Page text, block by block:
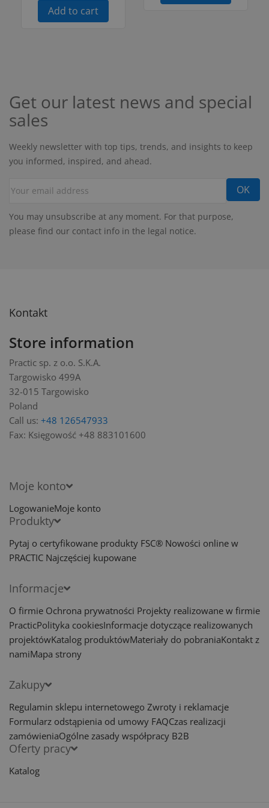
Add to cart
Get our latest news and special
sales
Weekly newsletter with top tips, trends, and insights to keep
you informed, inspired, and ahead.
You may unsubscribe at any moment. For that purpose,
please find our contact info in the legal notice.
Kontakt
Store information
Practic sp. z o.o. S.K.A.
Targowisko 499A
32-015 Targowisko
Poland
Call us: +48 126547933
Fax: Księgowość +48 883101600
Moje konto
LogowanieMoje konto
Produkty
Pytaj o certyfikowane produkty FSC® Nowości online w
PRACTIC Najczęściej kupowane
Informacje
O firmie Ochrona prywatności Projekty realizowane w firmie
PracticPolityka cookiesInformacje dotyczące realizowanych
projektówKatalog produktówMateriały do pobraniaKontakt z
namiMapa strony
Zakupy
Regulamin sklepu internetowego Zwroty i reklamacje
Formularz odstąpienia od umowy FAQCzas realizacji
zamówieniaOgólne zasady współpracy B2B
Oferty pracy
Katalog